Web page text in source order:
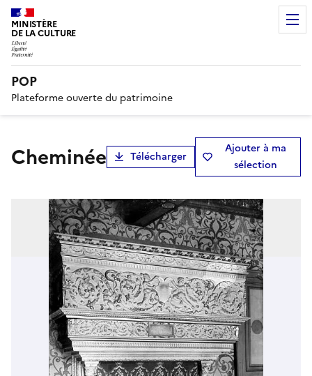
MINISTÈRE
DE LA CULTURE
POP
Plateforme ouverte du patrimoine
Cheminée Télécharger
Ajouter à ma
sélection